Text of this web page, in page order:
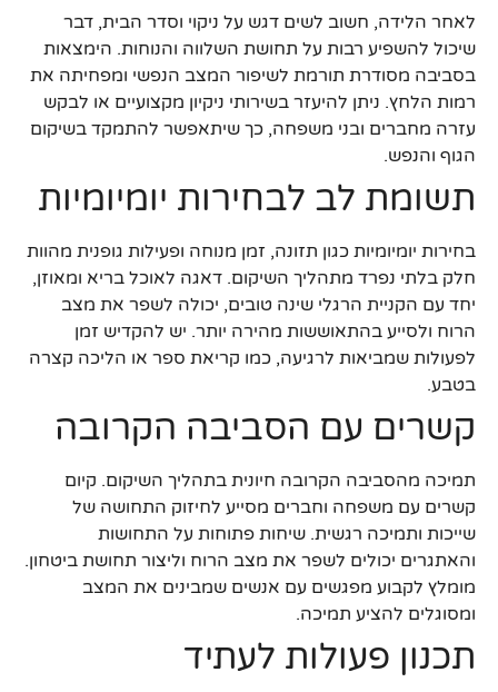
לאחר הלידה, חשוב לשים דגש על ניקוי וסדר הבית, דבר
שיכול להשפיע רבות על תחושת השלווה והנוחות. הימצאות
בסביבה מסודרת תורמת לשיפור המצב הנפשי ומפחיתה את
רמות הלחץ. ניתן להיעזר בשירותי ניקיון מקצועיים או לבקש
עזרה מחברים ובני משפחה, כך שיתאפשר להתמקד בשיקום
הגוף והנפש.
תשומת לב לבחירות יומיומיות
בחירות יומיומיות כגון תזונה, זמן מנוחה ופעילות גופנית מהוות
חלק בלתי נפרד מתהליך השיקום. דאגה לאוכל בריא ומאוזן,
יחד עם הקניית הרגלי שינה טובים, יכולה לשפר את מצב
הרוח ולסייע בהתאוששות מהירה יותר. יש להקדיש זמן
לפעולות שמביאות לרגיעה, כמו קריאת ספר או הליכה קצרה
בטבע.
קשרים עם הסביבה הקרובה
תמיכה מהסביבה הקרובה חיונית בתהליך השיקום. קיום
קשרים עם משפחה וחברים מסייע לחיזוק התחושה של
שייכות ותמיכה רגשית. שיחות פתוחות על התחושות
והאתגרים יכולים לשפר את מצב הרוח וליצור תחושת ביטחון.
מומלץ לקבוע מפגשים עם אנשים שמבינים את המצב
ומסוגלים להציע תמיכה.
תכנון פעולות לעתיד